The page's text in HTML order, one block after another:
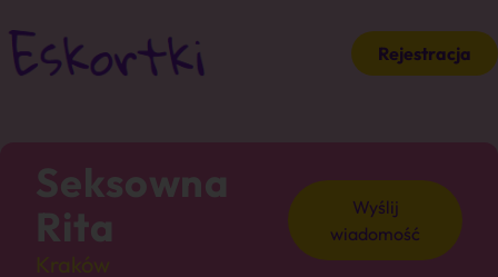
Rejestracja
Seksowna
Rita
Wyślij
wiadomość